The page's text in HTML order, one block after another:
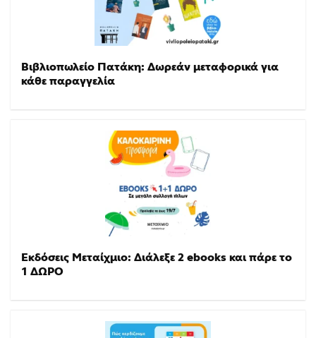
Βιβλιοπωλείο Πατάκη: Δωρεάν μεταφορικά για
κάθε παραγγελία
Εκδόσεις Μεταίχμιο: Διάλεξε 2 ebooks και πάρε το
1 ΔΩΡΟ